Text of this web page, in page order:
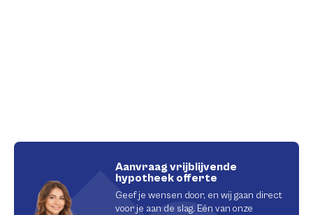
Aanvraag vrijblijvende
hypotheek offerte
Geef je wensen door, en wij gaan direct
voor je aan de slag. Eén van onze